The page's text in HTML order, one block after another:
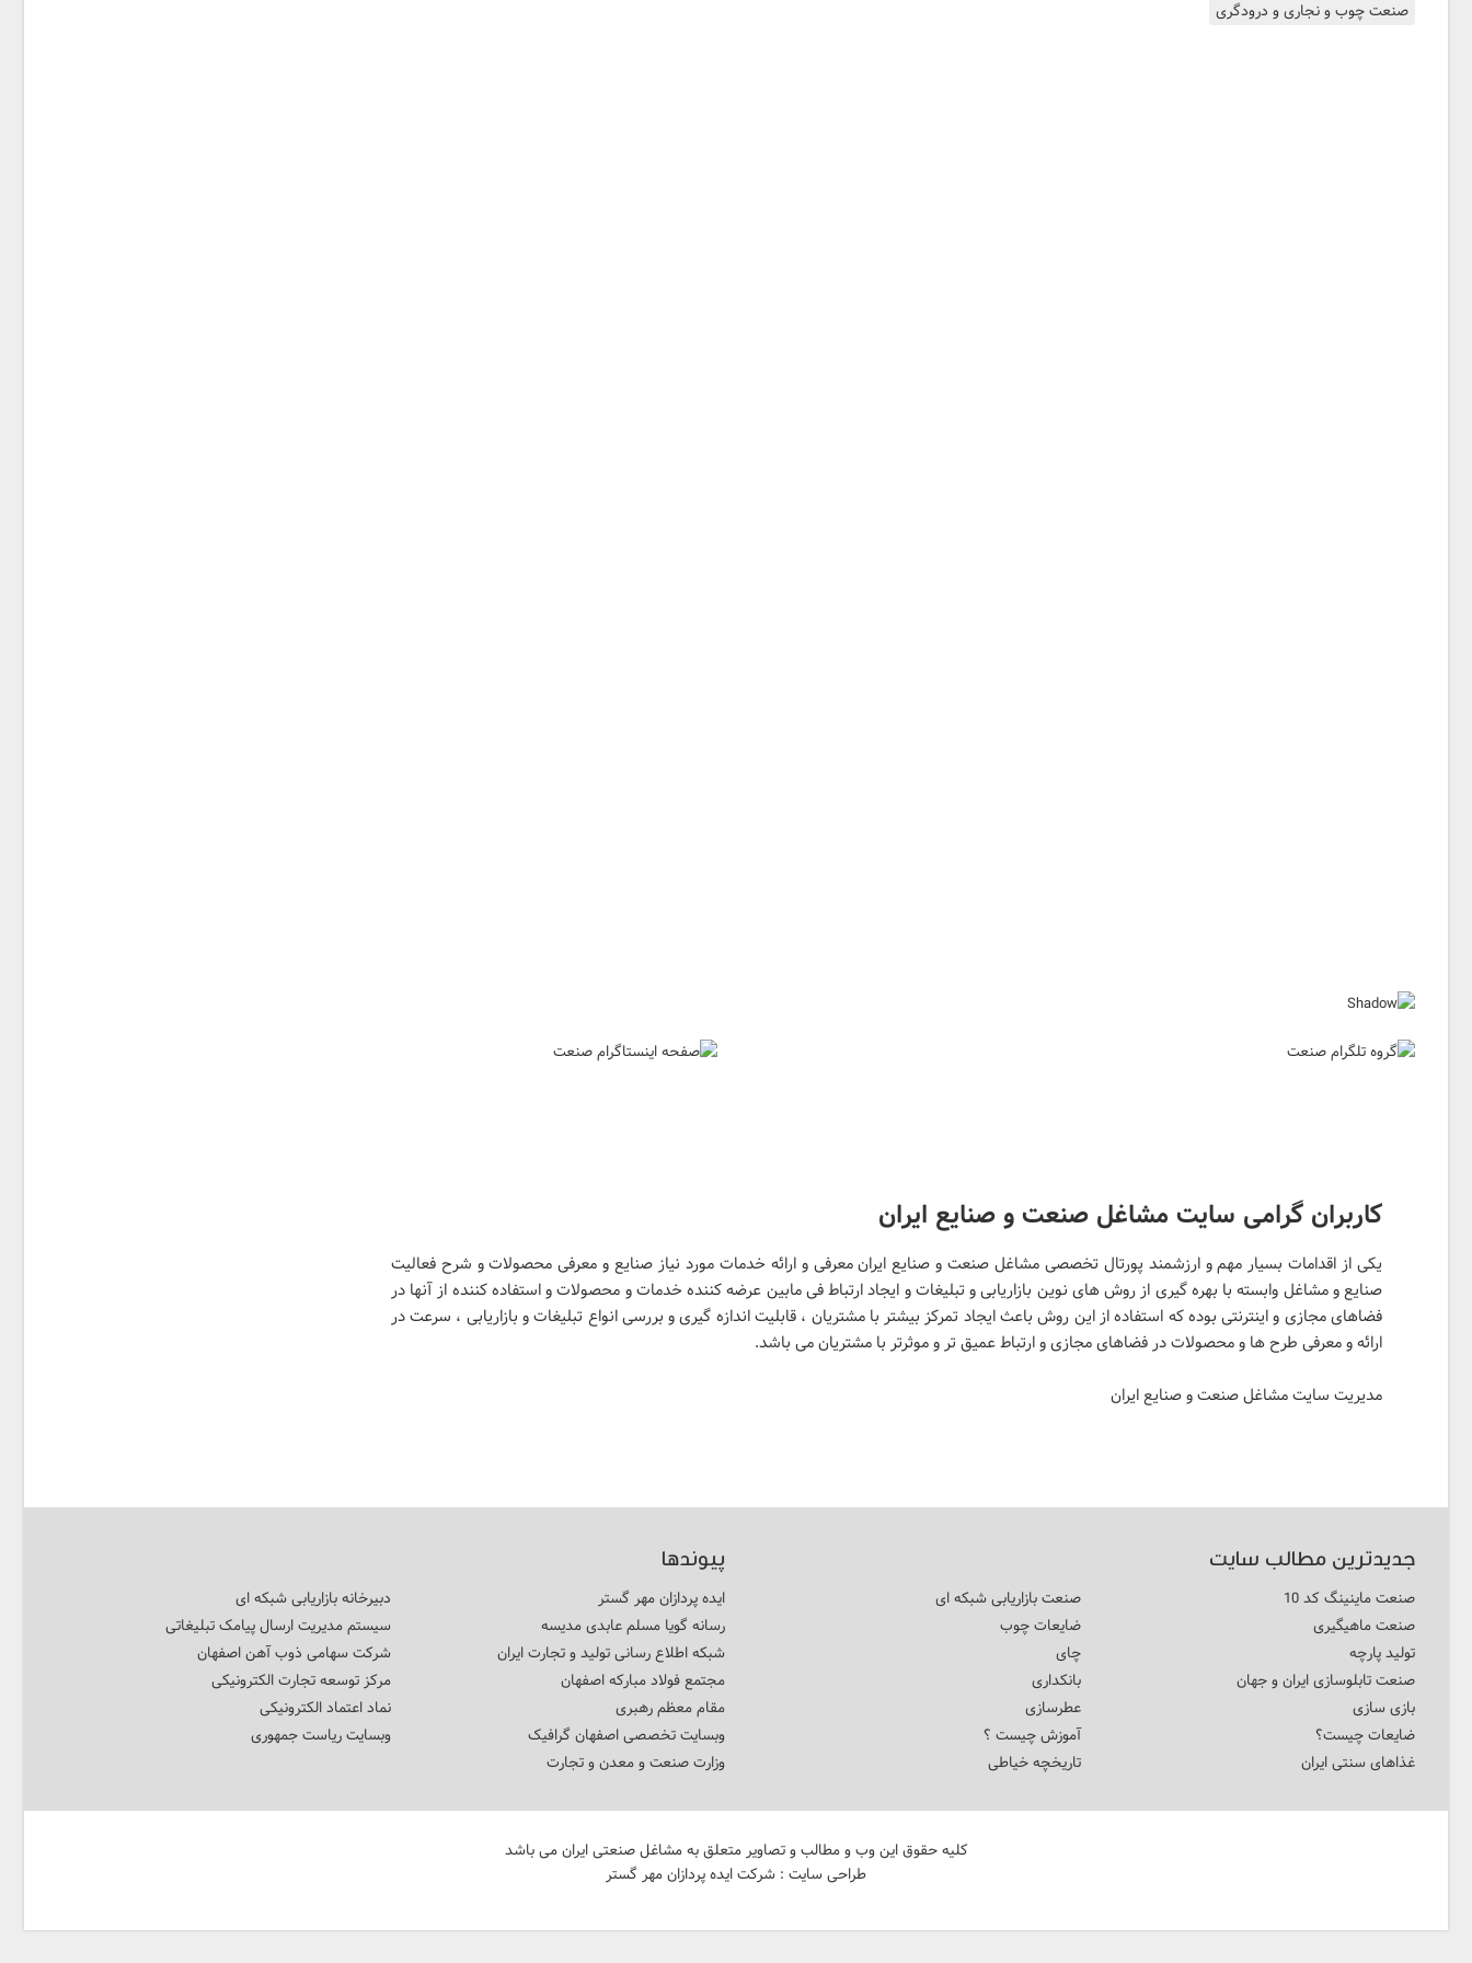
صنعت چوب و نجاری و درودگری
کاربران گرامی سایت مشاغل صنعت و صنایع ایران
یکی از اقدامات بسیار مهم و ارزشمند پورتال تخصصی مشاغل صنعت و صنایع ایران معرفی و ارائه خدمات مورد نیاز صنایع و معرفی محصولات و شرح فعالیت
صنایع و مشاغل وابسته با بهره گیری از روش های نوین بازاریابی و تبلیغات و ایجاد ارتباط فی مابین عرضه کننده خدمات و محصولات و استفاده کننده از آنها در
فضاهای مجازی و اینترنتی بوده که استفاده از این روش باعث ایجاد تمرکز بیشتر با مشتریان ، قابلیت اندازه گیری و بررسی انواع تبلیغات و بازاریابی ، سرعت در
ارائه و معرفی طرح ها و محصولات در فضاهای مجازی و ارتباط عمیق تر و موثرتر با مشتریان می باشد.
مدیریت سایت مشاغل صنعت و صنایع ایران
جدیدترین مطالب سایت
صنعت ماینینگ کد 10
صنعت بازاریابی شبکه ای
صنعت ماهیگیری
ضایعات چوب
تولید پارچه
چای
صنعت تابلوسازی ایران و جهان
بانکداری
بازی سازی
عطرسازی
ضایعات چیست؟
آموزش چیست ؟
غذاهای سنتی ایران
تاریخچه خیاطی
پیوندها
ایده پردازان مهر گستر
دبیرخانه بازاریابی شبکه ای
رسانه گویا مسلم عابدی مدیسه
سیستم مدیریت ارسال پیامک تبلیغاتی
شبکه اطلاع رسانی تولید و تجارت ایران
شرکت سهامی ذوب آهن اصفهان
مجتمع فولاد مبارکه اصفهان
مرکز توسعه تجارت الکترونیکی
مقام معظم رهبری
نماد اعتماد الکترونیکی
وبسایت تخصصی اصفهان گرافیک
وبسایت ریاست جمهوری
وزارت صنعت و معدن و تجارت
کلیه حقوق این وب و مطالب و تصاویر متعلق به مشاغل صنعتی ایران می باشد
طراحی سایت : شرکت ایده پردازان مهر گستر